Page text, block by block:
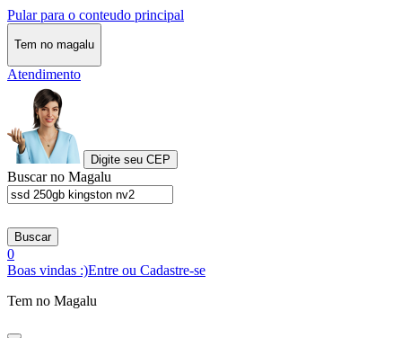
Pular para o conteudo principal
Tem no magalu
Atendimento
Digite seu CEP
Buscar no Magalu
Buscar
0
Boas vindas :)Entre ou Cadastre-se
Tem no Magalu